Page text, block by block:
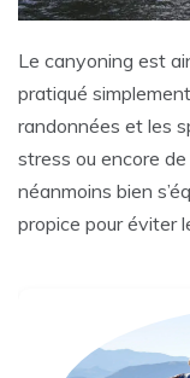
Le canyoning est
pratiqué
randonnées et les
stress ou encore
néanmoins bien
propice pour éviter